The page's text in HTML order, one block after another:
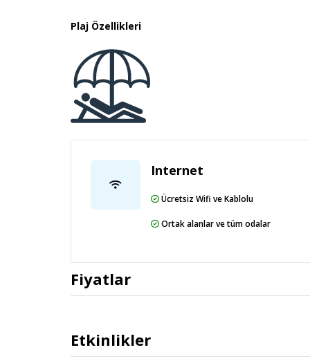
Denize sıfır konumda,özel plaj.
Plaj Özellikleri
Internet
Ücretsiz Wifi ve Kablolu
Ortak alanlar ve tüm odalar
Fiyatlar
Etkinlikler